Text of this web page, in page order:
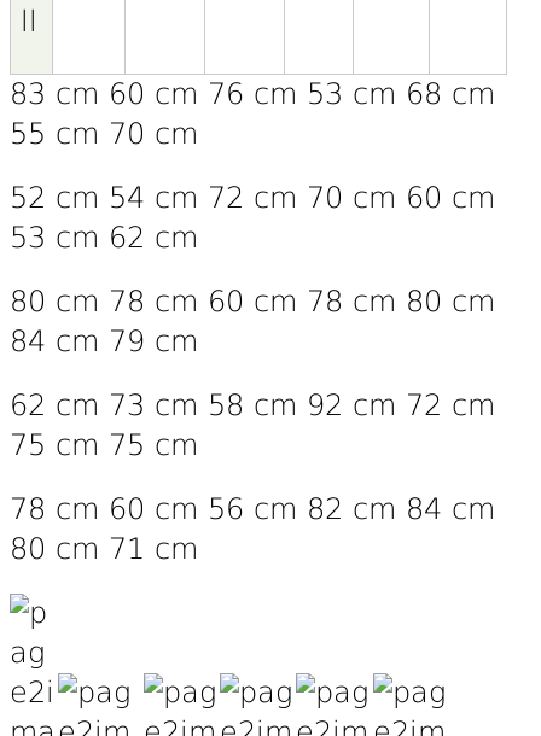
83 cm 60 cm 76 cm 53 cm 68 cm
55 cm 70 cm
52 cm 54 cm 72 cm 70 cm 60 cm
53 cm 62 cm
80 cm 78 cm 60 cm 78 cm 80 cm
84 cm 79 cm
62 cm 73 cm 58 cm 92 cm 72 cm
75 cm 75 cm
78 cm 60 cm 56 cm 82 cm 84 cm
80 cm 71 cm